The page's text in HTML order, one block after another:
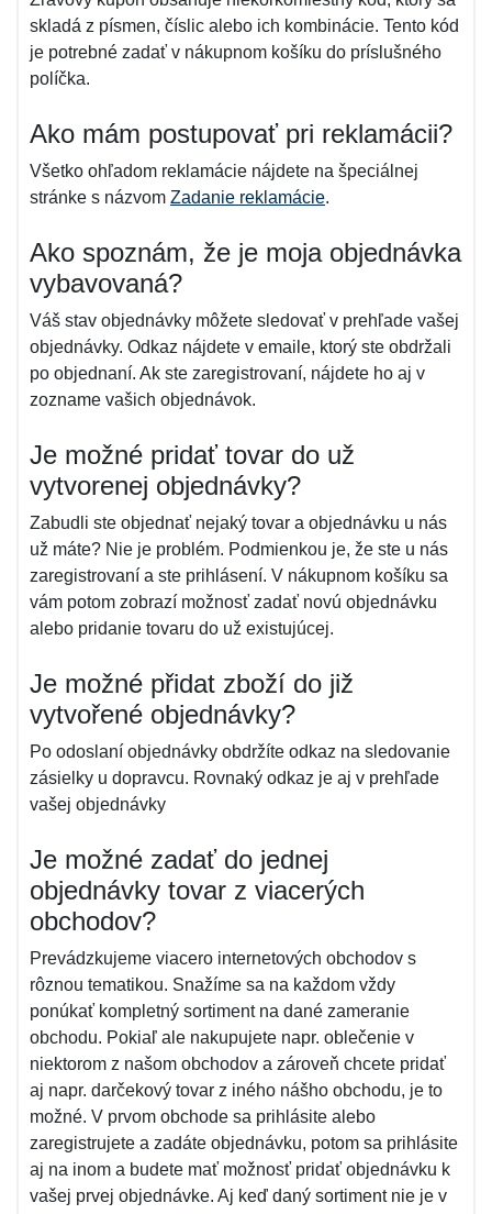
skladá z písmen, číslic alebo ich kombinácie. Tento kód
je potrebné zadať v nákupnom košíku do príslušného
políčka.
Ako mám postupovať pri reklamácii?
Všetko ohľadom reklamácie nájdete na špeciálnej
stránke s názvom Zadanie reklamácie.
Ako spoznám, že je moja objednávka
vybavovaná?
Váš stav objednávky môžete sledovať v prehľade vašej
objednávky. Odkaz nájdete v emaile, ktorý ste obdržali
po objednaní. Ak ste zaregistrovaní, nájdete ho aj v
zozname vašich objednávok.
Je možné pridať tovar do už
vytvorenej objednávky?
Zabudli ste objednať nejaký tovar a objednávku u nás
už máte? Nie je problém. Podmienkou je, že ste u nás
zaregistrovaní a ste prihlásení. V nákupnom košíku sa
vám potom zobrazí možnosť zadať novú objednávku
alebo pridanie tovaru do už existujúcej.
Je možné přidat zboží do již
vytvořené objednávky?
Po odoslaní objednávky obdržíte odkaz na sledovanie
zásielky u dopravcu. Rovnaký odkaz je aj v prehľade
vašej objednávky
Je možné zadať do jednej
objednávky tovar z viacerých
obchodov?
Prevádzkujeme viacero internetových obchodov s
rôznou tematikou. Snažíme sa na každom vždy
ponúkať kompletný sortiment na dané zameranie
obchodu. Pokiaľ ale nakupujete napr. oblečenie v
niektorom z našom obchodov a zároveň chcete pridať
aj napr. darčekový tovar z iného nášho obchodu, je to
možné. V prvom obchode sa prihlásite alebo
zaregistrujete a zadáte objednávku, potom sa prihlásite
aj na inom a budete mať možnosť pridať objednávku k
vašej prvej objednávke. Aj keď daný sortiment nie je v